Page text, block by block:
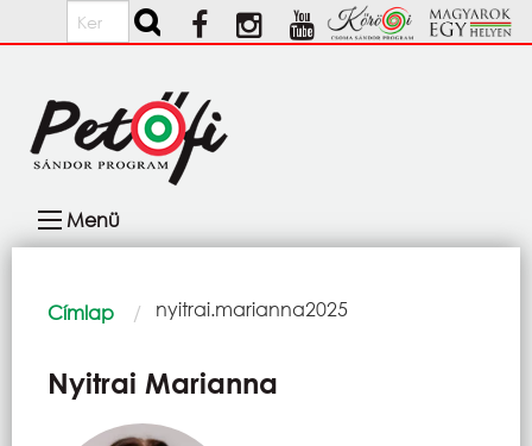
Ugrás a tartalomra
Keresés
navigáció
Menü
Morzsa
Címlap Current:
nyitrai.marianna2025
Nyitrai Marianna